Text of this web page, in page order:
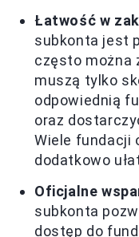
Łatwość w
subkonta jest
często można
muszą tylko
odpowiednią
oraz
Wiele fundacji
dodatkowo
Oficjalne
subkonta
dostęp do